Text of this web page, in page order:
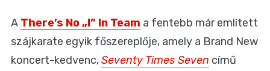
A There’s No „I” In Team a fentebb már említett
szájkarate egyik főszereplője, amely a Brand New
koncert-kedvenc,Seventy Times Seven című